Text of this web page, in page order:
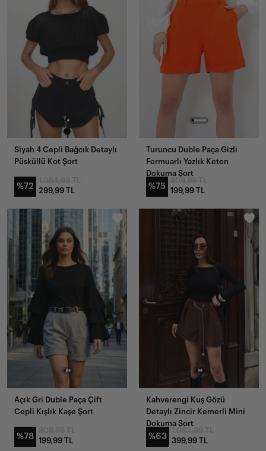
Siyah 4 Cepli Bağcık Detaylı
Püsküllü Kot Şort
%72
299,99 TL
Turuncu Duble Paça Gizli
Fermuarlı Yazlık Keten
Dokuma Şort
%75
199,99 TL
Açık Gri Duble Paça Çift
Cepli Kışlık Kaşe Şort
%78
199,99 TL
Kahverengi Kuş Gözü
Detaylı Zincir Kemerli Mini
Dokuma Şort
%63
399,99 TL